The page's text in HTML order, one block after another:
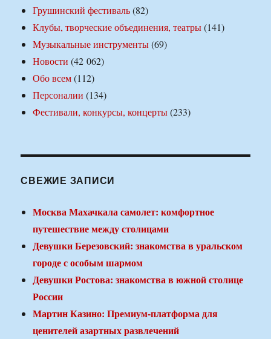
Грушинский фестиваль(82)
Клубы, творческие объединения, театры(141)
Музыкальные инструменты(69)
Новости (42 062)
Обо всем(112)
Персоналии (134)
Фестивали, конкурсы, концерты(233)
СВЕЖИЕ ЗАПИСИ
Москва Махачкала самолет: комфортное
путешествие между столицами
Девушки Березовский: знакомства в уральском
городе с особым шармом
Девушки Ростова: знакомства в южной столице
России
Мартин Казино: Премиум-платформа для
ценителей азартных развлечений